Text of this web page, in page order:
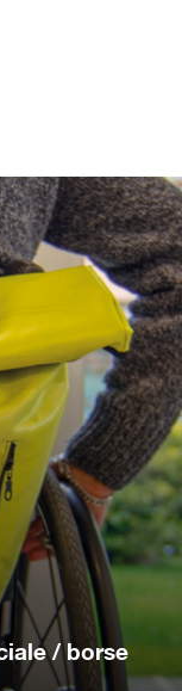
/ borse